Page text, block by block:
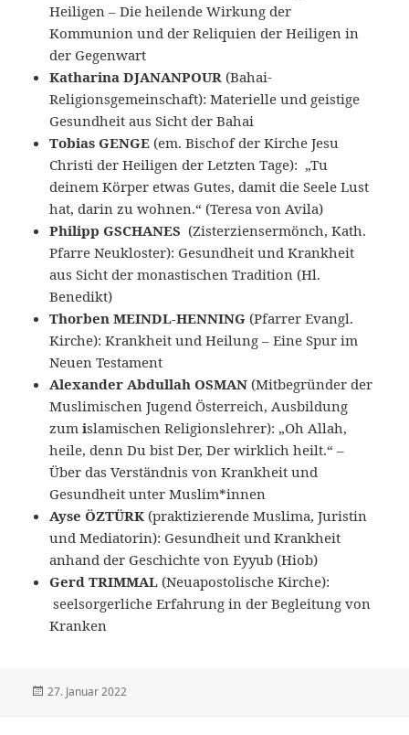
Heiligen – Die heilende Wirkung der
Kommunion und der Reliquien der Heiligen in
der Gegenwart
Katharina DJANANPOUR (Bahai-
Religionsgemeinschaft): Materielle und geistige
Gesundheit aus Sicht der Bahai
Tobias GENGE (em. Bischof der Kirche Jesu
Christi der Heiligen der Letzten Tage): „Tu
deinem Körper etwas Gutes, damit die Seele Lust
hat, darin zu wohnen.“ (Teresa von Avila)
Philipp GSCHANES (Zisterziensermönch, Kath.
Pfarre Neukloster): Gesundheit und Krankheit
aus Sicht der monastischen Tradition (Hl.
Benedikt)
Thorben MEINDL-HENNING (Pfarrer Evangl.
Kirche): Krankheit und Heilung – Eine Spur im
Neuen Testament
Alexander Abdullah OSMAN (Mitbegründer der
Muslimischen Jugend Österreich, Ausbildung
zumislamischen Religionslehrer): „Oh Allah,
heile, denn Du bist Der, Der wirklich heilt.“ –
Über das Verständnis von Krankheit und
Gesundheit unter Muslim*innen
Ayse ÖZTÜRK (praktizierende Muslima, Juristin
und Mediatorin): Gesundheit und Krankheit
anhand der Geschichte von Eyyub (Hiob)
Gerd TRIMMAL (Neuapostolische Kirche):
seelsorgerliche Erfahrung in der Begleitung von
Kranken
Veröffentlicht
27. Januar 2022